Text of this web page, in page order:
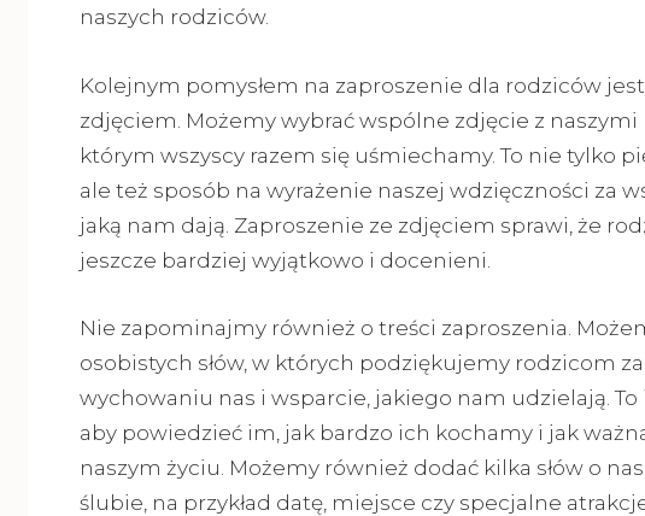
naszych rodziców.
Kolejnym pomysłem na zaproszenie dla rodziców
zdjęciem. Możemy wybrać wspólne zdjęcie z naszymi
którym wszyscy razem się uśmiechamy. To nie tylko
ale też sposób na wyrażenie naszej wdzięczności za
jaką nam dają. Zaproszenie ze zdjęciem sprawi, że
jeszcze bardziej wyjątkowo i docenieni.
Nie zapominajmy również o treści zaproszenia.
osobistych słów, w których podziękujemy rodzicom
wychowaniu nas i wsparcie, jakiego nam udzielają.
aby powiedzieć im, jak bardzo ich kochamy i jak
naszym życiu. Możemy również dodać kilka słów o
ślubie, na przykład datę, miejsce czy specjalne